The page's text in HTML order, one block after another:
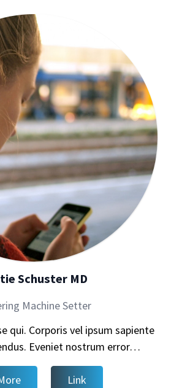
Schuster MD
Machine Setter
qui. Corporis vel ipsum sapiente
Eveniet nostrum error…
Link